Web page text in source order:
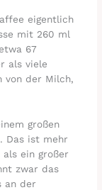
eigentlich
mit 260 ml
67
als viele
von der Milch,
großen
Das ist mehr
ein großer
zwar das
an der